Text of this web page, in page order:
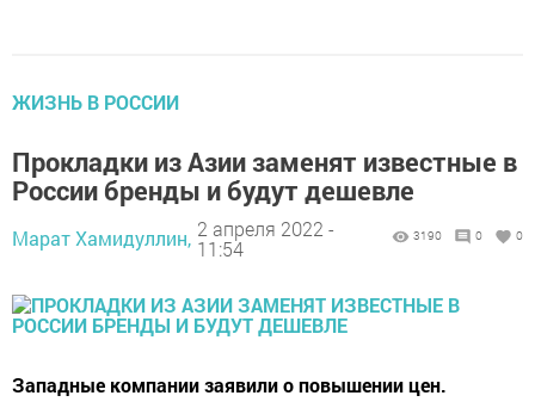
ЖИЗНЬ В РОССИИ
Прокладки из Азии заменят известные в
России бренды и будут дешевле
Марат Хамидуллин, 2 апреля 2022 -
11:54
3190 0 0
Западные компании заявили о повышении цен.